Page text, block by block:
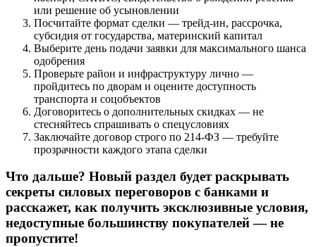
или решение об усыновлении
Посчитайте формат сделки — трейд-ин, рассрочка,
субсидия от государства, материнский капитал
Выберите день подачи заявки для максимального шанса
одобрения
Проверьте район и инфраструктуру лично —
пройдитесь по дворам и оцените доступность
транспорта и соцобъектов
Договоритесь о дополнительных скидках — не
стесняйтесь спрашивать о спецусловиях
Заключайте договор строго по 214-ФЗ — требуйте
прозрачности каждого этапа сделки
Что дальше? Новый раздел будет раскрывать
секреты силовых переговоров с банками и
расскажет, как получить эксклюзивные условия,
недоступные большинству покупателей — не
пропустите!